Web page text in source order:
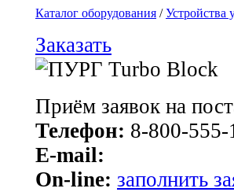
Каталог оборудования /Устройства
Заказать
Приём заявок на
Телефон: 8-800-555-
E-mail:
On-line: заполнить